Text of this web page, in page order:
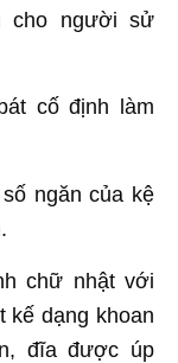
cho người sử
cố định làm
ngăn của kệ
chữ nhật với
kế dạng khoan
đĩa được úp